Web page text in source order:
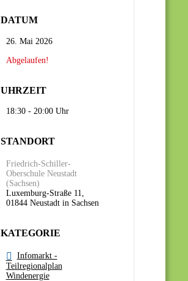
DATUM
26. Mai 2026
Abgelaufen!
UHRZEIT
18:30 - 20:00
STANDORT
Friedrich-Schiller-
Oberschule Neustadt
(Sachsen)
Luxemburg-Straße 11,
01844 Neustadt in Sachsen
KATEGORIE
Infomarkt -
Teilregionalplan
Windenergie